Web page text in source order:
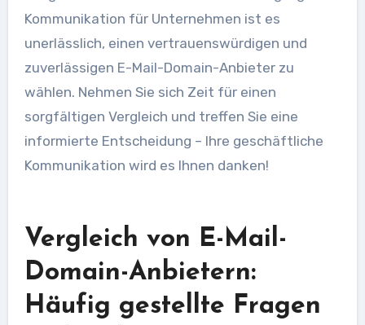
Kommunikation für Unternehmen ist es
unerlässlich, einen vertrauenswürdigen und
zuverlässigen E-Mail-Domain-Anbieter zu
wählen. Nehmen Sie sich Zeit für einen
sorgfältigen Vergleich und treffen Sie eine
informierte Entscheidung – Ihre geschäftliche
Kommunikation wird es Ihnen danken!
Vergleich von E-Mail-
Domain-Anbietern:
Häufig gestellte Fragen